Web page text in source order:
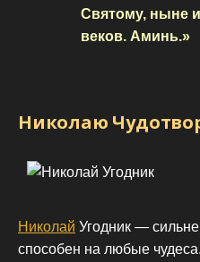
Святому, ныне
веков. Аминь.»
Николаю
Николай Угодник —
способен на любые